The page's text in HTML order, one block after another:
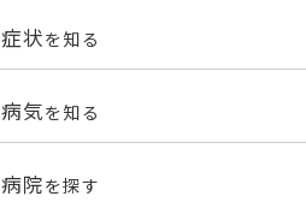
症状を知る
病気を知る
病院を探す